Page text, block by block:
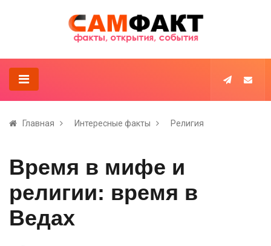
Главная Интересные факты Религия
Время в мифе и
религии: время в
Ведах